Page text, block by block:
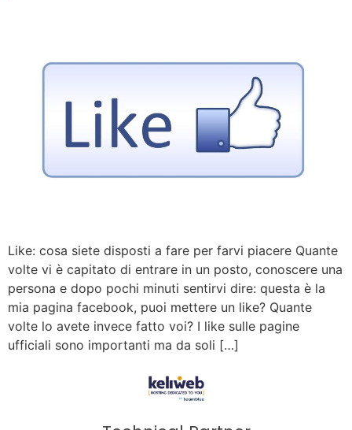
Like: cosa siete disposti a fare per farvi piacere Quante
volte vi è capitato di entrare in un posto, conoscere una
persona e dopo pochi minuti sentirvi dire: questa è la
mia pagina facebook, puoi mettere un like? Quante
volte lo avete invece fatto voi? I like sulle pagine
ufficiali sono importanti ma da soli […]